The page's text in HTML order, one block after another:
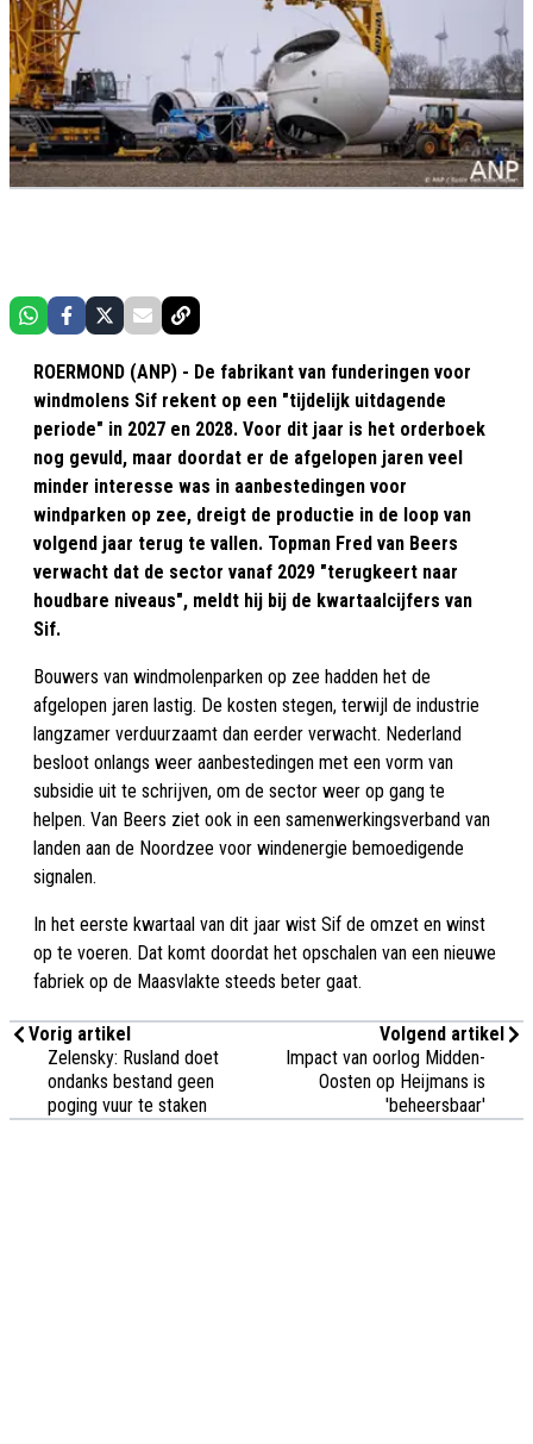
ROERMOND (ANP) - De fabrikant van funderingen voor
windmolens Sif rekent op een "tijdelijk uitdagende
periode" in 2027 en 2028. Voor dit jaar is het orderboek
nog gevuld, maar doordat er de afgelopen jaren veel
minder interesse was in aanbestedingen voor
windparken op zee, dreigt de productie in de loop van
volgend jaar terug te vallen. Topman Fred van Beers
verwacht dat de sector vanaf 2029 "terugkeert naar
houdbare niveaus", meldt hij bij de kwartaalcijfers van
Sif.
Bouwers van windmolenparken op zee hadden het de
afgelopen jaren lastig. De kosten stegen, terwijl de industrie
langzamer verduurzaamt dan eerder verwacht. Nederland
besloot onlangs weer aanbestedingen met een vorm van
subsidie uit te schrijven, om de sector weer op gang te
helpen. Van Beers ziet ook in een samenwerkingsverband van
landen aan de Noordzee voor windenergie bemoedigende
signalen.
In het eerste kwartaal van dit jaar wist Sif de omzet en winst
op te voeren. Dat komt doordat het opschalen van een nieuwe
fabriek op de Maasvlakte steeds beter gaat.
Vorig artikel
Zelensky: Rusland doet
ondanks bestand geen
poging vuur te staken
Volgend artikel
Impact van oorlog Midden-
Oosten op Heijmans is
'beheersbaar'